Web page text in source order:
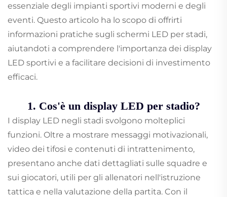
essenziale degli impianti sportivi moderni e degli
eventi. Questo articolo ha lo scopo di offrirti
informazioni pratiche sugli schermi LED per stadi,
aiutandoti a comprendere l'importanza dei display
LED sportivi e a facilitare decisioni di investimento
efficaci.
1. Cos'è un display LED per stadio?
I display LED negli stadi svolgono molteplici
funzioni. Oltre a mostrare messaggi motivazionali,
video dei tifosi e contenuti di intrattenimento,
presentano anche dati dettagliati sulle squadre e
sui giocatori, utili per gli allenatori nell'istruzione
tattica e nella valutazione della partita. Con il